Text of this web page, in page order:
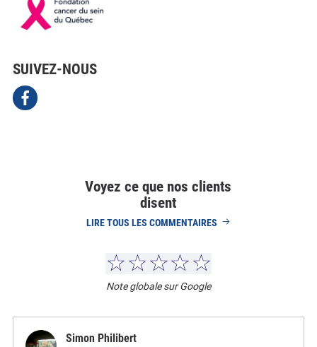
SUIVEZ-NOUS
Voyez ce que nos clients
disent
LIRE TOUS LES COMMENTAIRES
Note globale sur Google
Simon Philibert